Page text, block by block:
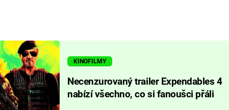
KINOFILMY
Necenzurovaný trailer Expendables 4
nabízí všechno, co si fanoušci přáli